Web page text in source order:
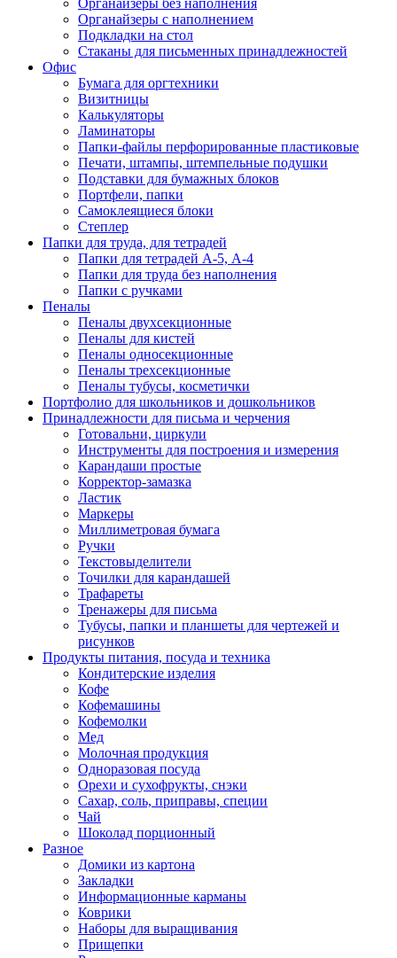
Органайзеры без наполнения
Органайзеры с наполнением
Подкладки на стол
Стаканы для письменных принадлежностей
Офис
Бумага для оргтехники
Визитницы
Калькуляторы
Ламинаторы
Папки-файлы перфорированные пластиковые
Печати, штампы, штемпельные подушки
Подставки для бумажных блоков
Портфели, папки
Самоклеящиеся блоки
Степлер
Папки для труда, для тетрадей
Папки для тетрадей А-5, А-4
Папки для труда без наполнения
Папки с ручками
Пеналы
Пеналы двухсекционные
Пеналы для кистей
Пеналы односекционные
Пеналы трехсекционные
Пеналы тубусы, косметички
Портфолио для школьников и дошкольников
Принадлежности для письма и черчения
Готовальни, циркули
Инструменты для построения и измерения
Карандаши простые
Корректор-замазка
Ластик
Маркеры
Миллиметровая бумага
Ручки
Текстовыделители
Точилки для карандашей
Трафареты
Тренажеры для письма
Тубусы, папки и планшеты для чертежей и
рисунков
Продукты питания, посуда и техника
Кондитерские изделия
Кофе
Кофемашины
Кофемолки
Мед
Молочная продукция
Одноразовая посуда
Орехи и сухофрукты, снэки
Сахар, соль, приправы, специи
Чай
Шоколад порционный
Разное
Домики из картона
Закладки
Информационные карманы
Коврики
Наборы для выращивания
Прищепки